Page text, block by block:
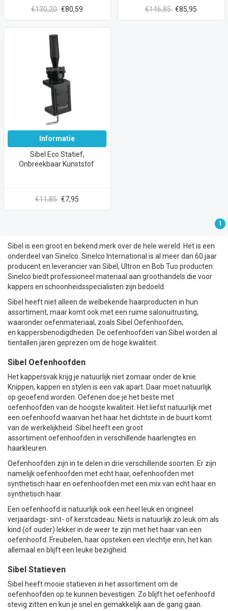
€130,20 €80,59 €146,85 €85,95
Informatie
Sibel Eco Statief,
Onbreekbaar Kunststof
€11,85 €7,95
1
Sibel is een groot en bekend merk over de hele wereld. Het is een
onderdeel van Sinelco. Sinelco International is al meer dan 60 jaar
producent en leverancier van Sibel, Ultron en Bob Tuo producten.
Sinelco biedt professioneel materiaal aan groothandels die voor
kappers en schoonheidsspecialisten zijn bedoeld.
Sibel heeft niet alleen de welbekende haarproducten in hun
assortiment, maar komt ook met een ruime salonuitrusting,
waaronder oefenmateriaal, zoals Sibel Oefenhoofden,
en kappersbenodigdheden . De oefenhoofden van Sibel worden al
tientallen jaren geprezen om de hoge kwaliteit.
Sibel Oefenhoofden
Het kappersvak krijg je natuurlijk niet zomaar onder de knie.
Knippen, kappen en stylen is een vak apart. Daar moet natuurlijk
op geoefend worden. Oefenen doe je het beste met
oefenhoofden van de hoogste kwaliteit. Het liefst natuurlijk met
een oefenhoofd waarvan het haar het dichtste in de buurt komt
van de werkelijkheid. Sibel heeft een groot
assortimentoefenhoofden in verschillende haarlengtes en
haarkleuren.
Oefenhoofden zijn in te delen in drie verschillende soorten. Er zijn
namelijk oefenhoofden met echt haar, oefenhoofden met
synthetisch haar en oefenhoofden met een mix van echt haar en
synthetisch haar.
Een oefenhoofd is natuurlijk ook een heel leuk en origineel
verjaardags- sint- of kerstcadeau. Niets is natuurlijk zo leuk om als
kind (of ouder) lekker in de weer te zijn met het haar van een
oefenhoofd. Freubelen, haar opsteken een vlechtje erin, het kan
allemaal en blijft een leuke bezigheid.
Sibel Statieven
Sibel heeft mooie statieven in het assortiment om de
oefenhoofden op te kunnen bevestigen. Zo blijft het oefenhoofd
stevig zitten en kun je snel en gemakkelijk aan de gang gaan.